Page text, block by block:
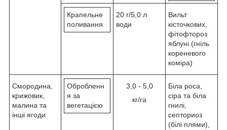
Крапельне
поливання
20 г/5,0 л
води
Вильт
кісточкових,
фітофтороз
яблуні (гніль
кореневого
коміра)
Смородина,
крижовик,
малина та
інші ягоди
Обробленн
я за
вегетацією
3,0 - 5,0
кг/га
Біла роса,
сіра та біла
гнилі,
септориоз
(білі плями),